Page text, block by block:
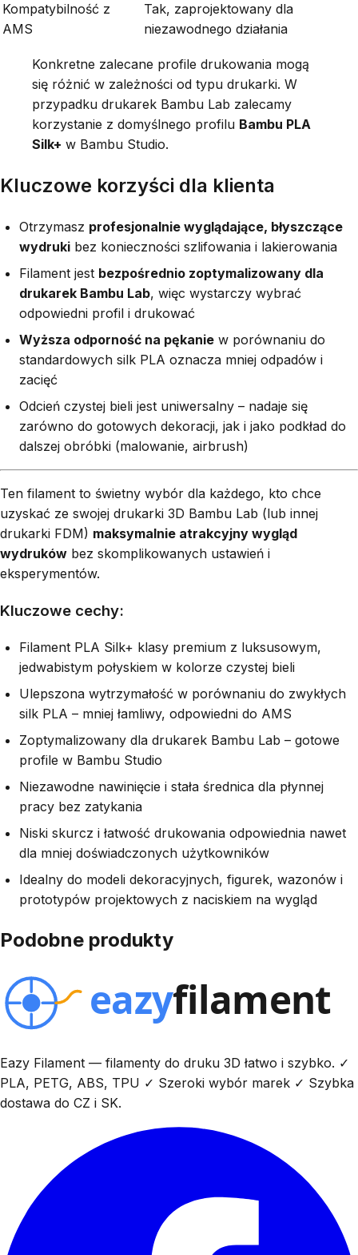
Kompatybilność z
AMS
Tak, zaprojektowany dla
niezawodnego działania
Konkretne zalecane profile drukowania mogą
się różnić w zależności od typu drukarki. W
przypadku drukarek Bambu Lab zalecamy
korzystanie z domyślnego profilu Bambu PLA
Silk+ w Bambu Studio.
Kluczowe korzyści dla klienta
Otrzymasz profesjonalnie wyglądające, błyszczące
wydruki bez konieczności szlifowania i lakierowania
Filament jest bezpośrednio zoptymalizowany dla
drukarek Bambu Lab, więc wystarczy wybrać
odpowiedni profil i drukować
Wyższa odporność na pękanie w porównaniu do
standardowych silk PLA oznacza mniej odpadów i
zacięć
Odcień czystej bieli jest uniwersalny – nadaje się
zarówno do gotowych dekoracji, jak i jako podkład do
dalszej obróbki (malowanie, airbrush)
Ten filament to świetny wybór dla każdego, kto chce
uzyskać ze swojej drukarki 3D Bambu Lab (lub innej
drukarki FDM) maksymalnie atrakcyjny wygląd
wydruków bez skomplikowanych ustawień i
eksperymentów.
Kluczowe cechy:
Filament PLA Silk+ klasy premium z luksusowym,
jedwabistym połyskiem w kolorze czystej bieli
Ulepszona wytrzymałość w porównaniu do zwykłych
silk PLA – mniej łamliwy, odpowiedni do AMS
Zoptymalizowany dla drukarek Bambu Lab – gotowe
profile w Bambu Studio
Niezawodne nawinięcie i stała średnica dla płynnej
pracy bez zatykania
Niski skurcz i łatwość drukowania odpowiednia nawet
dla mniej doświadczonych użytkowników
Idealny do modeli dekoracyjnych, figurek, wazonów i
prototypów projektowych z naciskiem na wygląd
Podobne produkty
Eazy Filament — filamenty do druku 3D łatwo i szybko. ✓
PLA, PETG, ABS, TPU ✓ Szeroki wybór marek ✓ Szybka
dostawa do CZ i SK.